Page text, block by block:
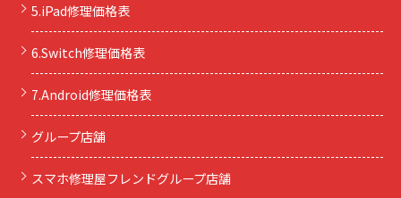
5.iPad修理価格表
6.Switch修理価格表
7.Android修理価格表
グループ店舗
スマホ修理屋フレンドグループ店舗